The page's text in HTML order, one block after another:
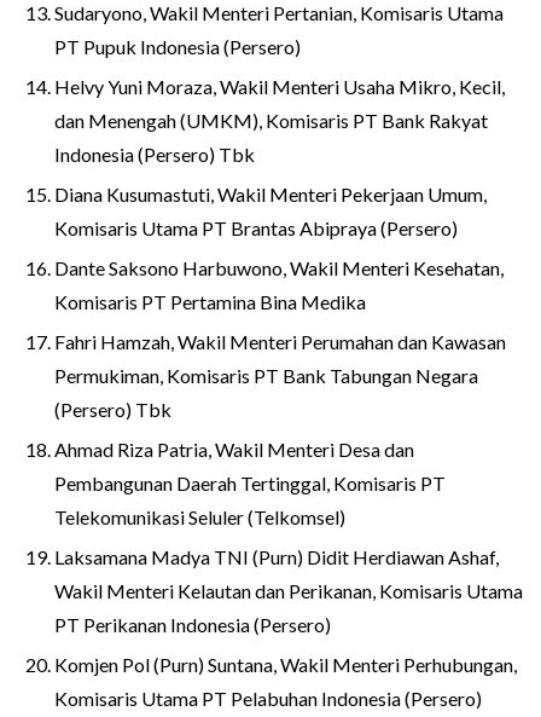
Sudaryono, Wakil Menteri Pertanian, Komisaris Utama
PT Pupuk Indonesia (Persero)
Helvy Yuni Moraza, Wakil Menteri Usaha Mikro, Kecil,
dan Menengah (UMKM), Komisaris PT Bank Rakyat
Indonesia (Persero) Tbk
Diana Kusumastuti, Wakil Menteri Pekerjaan Umum,
Komisaris Utama PT Brantas Abipraya (Persero)
Dante Saksono Harbuwono, Wakil Menteri Kesehatan,
Komisaris PT Pertamina Bina Medika
Fahri Hamzah, Wakil Menteri Perumahan dan Kawasan
Permukiman, Komisaris PT Bank Tabungan Negara
(Persero) Tbk
Ahmad Riza Patria, Wakil Menteri Desa dan
Pembangunan Daerah Tertinggal, Komisaris PT
Telekomunikasi Seluler (Telkomsel)
Laksamana Madya TNI (Purn) Didit Herdiawan Ashaf,
Wakil Menteri Kelautan dan Perikanan, Komisaris Utama
PT Perikanan Indonesia (Persero)
Komjen Pol (Purn) Suntana, Wakil Menteri Perhubungan,
Komisaris Utama PT Pelabuhan Indonesia (Persero)